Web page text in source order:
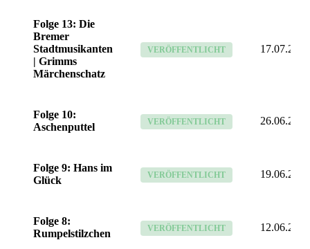
Folge 13: Die
Bremer
Stadtmusikanten
| Grimms
Märchenschatz
VERÖFFENTLICHT 17.07.26
Folge 10:
Aschenputtel
VERÖFFENTLICHT 26.06.26
Folge 9: Hans im
Glück
VERÖFFENTLICHT 19.06.26
Folge 8:
Rumpelstilzchen
VERÖFFENTLICHT 12.06.26